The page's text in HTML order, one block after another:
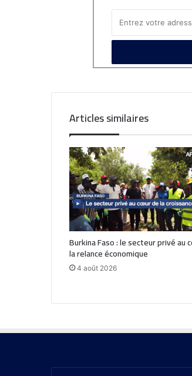
Articles similaires
Burkina Faso : le secteur privé au
la relance économique
4 août 2026